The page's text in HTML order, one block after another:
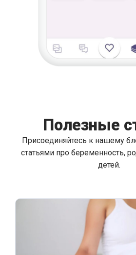
Полезные
Присоединяйтесь к нашему
статьями про беременность,
детей.